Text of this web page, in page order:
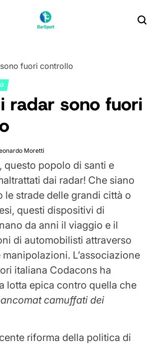
radar sono fuori
Moretti
questo popolo di santi e
dai radar! Che siano
le strade delle grandi città o
questi dispositivi di
da anni il viaggio e il
di automobilisti attraverso
L’associazione
italiana Codacons ha
lotta epica contro quella che
camuffati dei
riforma della politica di